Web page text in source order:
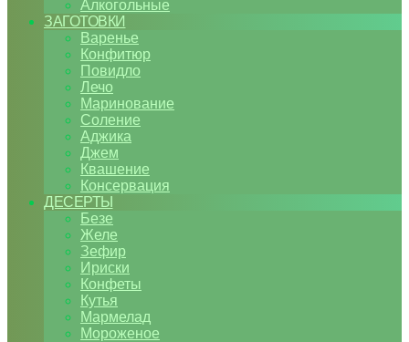
Алкогольные
ЗАГОТОВКИ
Варенье
Конфитюр
Повидло
Лечо
Маринование
Соление
Аджика
Джем
Квашение
Консервация
ДЕСЕРТЫ
Безе
Желе
Зефир
Ириски
Конфеты
Кутья
Мармелад
Мороженое